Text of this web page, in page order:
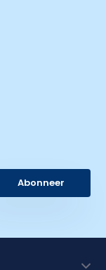
Abonneer